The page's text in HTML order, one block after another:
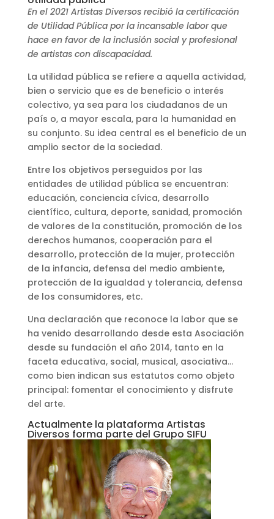
En el 2021 Artistas Diversos recibió la certificación
de Utilidad Pública por la incansable labor que
hace en favor de la inclusión social y profesional
de artistas con discapacidad.
La utilidad pública se refiere a aquella actividad,
bien o servicio que es de beneficio o interés
colectivo, ya sea para los ciudadanos de un
país o, a mayor escala, para la humanidad en
su conjunto. Su idea central es el beneficio de un
amplio sector de la sociedad.
Entre los objetivos perseguidos por las
entidades de utilidad pública se encuentran:
educación, conciencia cívica, desarrollo
científico, cultura, deporte, sanidad, promoción
de valores de la constitución, promoción de los
derechos humanos, cooperación para el
desarrollo, protección de la mujer, protección
de la infancia, defensa del medio ambiente,
protección de la igualdad y tolerancia, defensa
de los consumidores, etc.
Una declaración que reconoce la labor que se
ha venido desarrollando desde esta Asociación
desde su fundación el año 2014, tanto en la
faceta educativa, social, musical, asociativa…
como bien indican sus estatutos como objeto
principal: fomentar el conocimiento y disfrute
del arte.
Actualmente la plataforma Artistas
Diversos forma parte del Grupo SIFU